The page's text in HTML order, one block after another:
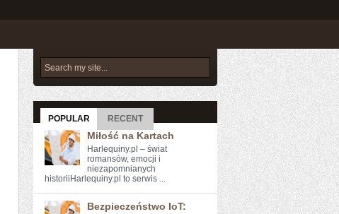
POPULAR RECENT
Miłość na Kartach
Harlequiny.pl – świat
romansów, emocji i
niezapomnianych
historiiHarlequiny.pl to serwis ...
Bezpieczeństwo IoT: